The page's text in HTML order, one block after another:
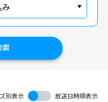
別表示 放送日時順表示